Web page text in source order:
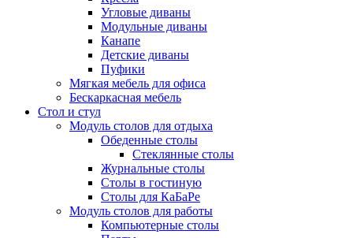
Угловые диваны
Модульные диваны
Канапе
Детские диваны
Пуфики
Мягкая мебель для офиса
Бескаркасная мебель
Стол и стул
Модуль столов для отдыха
Обеденные столы
Стеклянные столы
Журнальные столы
Столы в гостиную
Столы для КаБаРе
Модуль столов для работы
Компьютерные столы